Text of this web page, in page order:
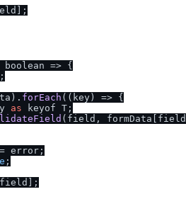
boolean => {
;
forEach ( ( key) => {
as keyof T;
(field,
error;
;